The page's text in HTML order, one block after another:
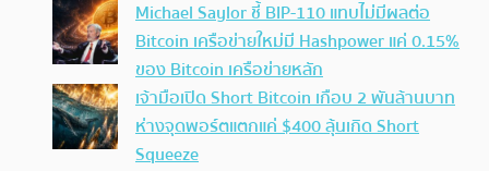
Michael Saylor ชี้ BIP-110 แทบไม่มีผลต่อ
Bitcoin เครือข่ายใหม่มี Hashpower แค่ 0.15%
ของ Bitcoin เครือข่ายหลัก
เจ้ามือเปิด Short Bitcoin เกือบ 2 พันล้านบาท
ห่างจุดพอร์ตแตกแค่ $400 ลุ้นเกิด Short
Squeeze